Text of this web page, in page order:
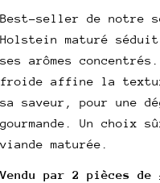
Best-seller de notre
Holstein maturé
ses arômes
froide affine la
sa saveur, pour une
gourmande. Un choix
viande maturée.
Vendu par 2 pièces de
Deel dit product
Deel
op
op
op
naam
mail
Uw